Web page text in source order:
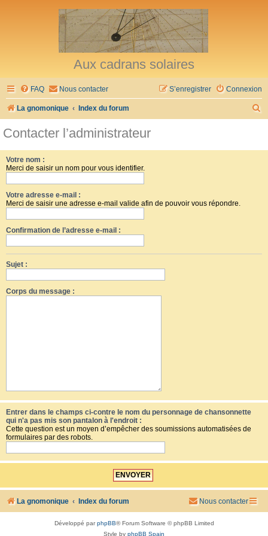
Aux cadrans solaires
FAQ Nous contacter Connexion
S’enregistrer
La gnomonique Index du forum
Contacter l’administrateur
Votre nom :
Merci de saisir un nom pour vous identifier.
Votre adresse e-mail :
Merci de saisir une adresse e-mail valide afin de pouvoir vous répondre.
Confirmation de l’adresse e-mail :
Sujet :
Corps du message :
Entrer dans le champs ci-contre le nom du personnage de chansonnette
qui n'a pas mis son pantalon à l'endroit :
Cette question est un moyen d’empêcher des soumissions automatisées de
formulaires par des robots.
La gnomonique Index du forum Nous contacter
Développé parphpBB® Forum Software © phpBB Limited
Style by phpBB Spain